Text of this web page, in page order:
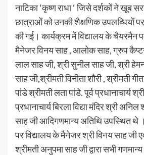
नाटिका ‘कृष्ण राधा ‘ जिसे दर्शकों ने खूब
छात्राओं को उनकी शैक्षणिक उपलब्धियों पर
की गई। कार्यक्रम में विद्यालय के चैयरमैन
मैनेजर विनय साह , आलोक साह, ग्रुप
लाल साह जी, श्री सुनील साह जी, श्री
साह जी,श्रीमती विनीता शौरी , श्रीमती
पांडे श्रीमती लता पांडे. पूर्व प्रधानाचार्य
प्रधानाचार्य बिरला विद्या मंदिर श्री
साह जी आदिगणमान्य अतिथि उपस्थित थे
पर विद्यालय के मैनेजर श्री विनय साह जी
श्रीमती अनुपमा साह जी द्वारा सभी